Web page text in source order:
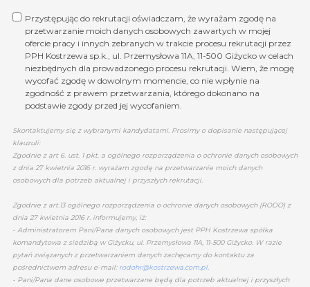
Przystępując do rekrutacji oświadczam, że wyrażam zgodę na
przetwarzanie moich danych osobowych zawartych w mojej
ofercie pracy i innych zebranych w trakcie procesu rekrutacji przez
PPH Kostrzewa sp.k., ul. Przemysłowa 11A, 11-500 Giżycko w celach
niezbędnych dla prowadzonego procesu rekrutacji. Wiem, że mogę
wycofać zgodę w dowolnym momencie, co nie wpłynie na
zgodność z prawem przetwarzania, którego dokonano na
podstawie zgody przed jej wycofaniem.
Skontaktujemy się z wybranymi kandydatami. Prosimy o dopisanie następującej
klauzuli:
Zgodnie z art 6. ust. 1 pkt. a ogólnego rozporządzenia o ochronie danych osobowych
z dnia 27 kwietnia 2016 r. wyrażam zgodę na przetwarzanie moich danych
osobowych dla potrzeb aktualnej i przyszłych rekrutacji.
Zgodnie z art.13 ogólnego rozporządzenia o ochronie danych osobowych (RODO) z
dnia 27 kwietnia 2016 r. informujemy, iż:
- Administratorem Pani/Pana danych osobowych jest PPH Kostrzewa spółka
komandytowa z siedzibą w Giżycku, ul. Przemysłowa 11A, 11-500 Giżycko. W razie
pytań związanych z przetwarzaniem danych zachęcamy do kontaktu za
pośrednictwem adresu e-mail: rodohr@kostrzewa.com.pl.
- Pani/Pana dane osobowe przetwarzane będą dla potrzeb aktualnej i przyszłych